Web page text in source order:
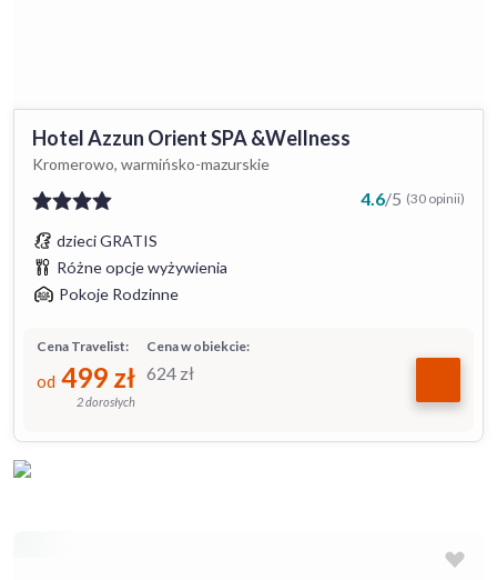
Hotel Azzun Orient SPA &Wellness
Kromerowo, warmińsko-mazurskie
4.6/5 (30 opinii)
dzieci GRATIS
Różne opcje wyżywienia
Pokoje Rodzinne
Cena w obiekcie:
624 zł
Cena Travelist:
od 499 zł
2 dorosłych